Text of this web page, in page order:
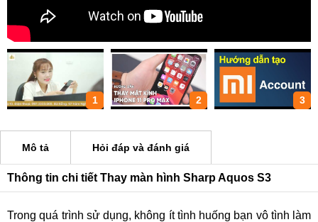
1 2 3
Mô tả Hỏi đáp và đánh giá
Thông tin chi tiết Thay màn hình Sharp Aquos S3
Trong quá trình sử dụng, không ít tình huống bạn vô tình làm